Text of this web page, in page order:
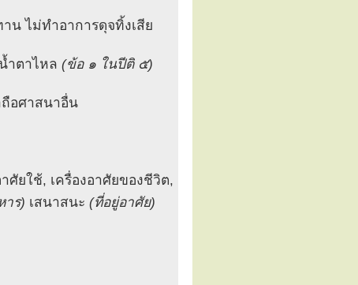
น ไม่ทำอาการดุจทิ้งเสีย
ำตาไหล (ข้อ ๑ ในปีติ ๕)
อศาสนาอื่น
ศัยใช้, เครื่องอาศัยของชีวิต,
าร) เสนาสนะ (ที่อยู่อาศัย)